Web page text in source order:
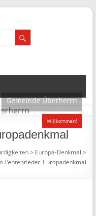
Gemeinde Überherrn
Willkommen!
> Europa-Denkmal >
Pentenrieder_Europadenkmal